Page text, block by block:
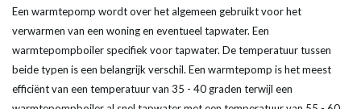
Een warmtepomp wordt over het algemeen gebruikt voor het
verwarmen van een woning en eventueel tapwater. Een
warmtepompboiler specifiek voortapwater. Detemperatuurtussen
beide typen is een belangrijk verschil. Een warmtepomp is het meest
efficiënt van een temperatuurvan 35 - 40 graden terwijl een